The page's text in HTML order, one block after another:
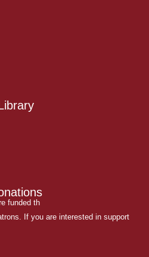
funded th
If you are interested in support